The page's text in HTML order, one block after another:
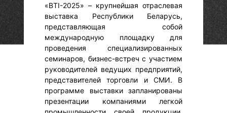
«BTI-2025» – крупнейшая отраслевая
выставка Республики Беларусь,
представляющая собой
международную площадку для
проведения специализированных
семинаров, бизнес-встреч с участием
руководителей ведущих предприятий,
представителей торговли и СМИ. В
программе выставки запланированы
презентации компаниями легкой